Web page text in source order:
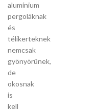
alumínium
pergoláknak
és
télikerteknek
nemcsak
gyönyörűnek,
de
okosnak
is
kell